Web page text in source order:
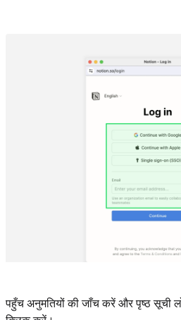
पहुँच अनुमतियों की जाँच करें और पृष्ठ सूची